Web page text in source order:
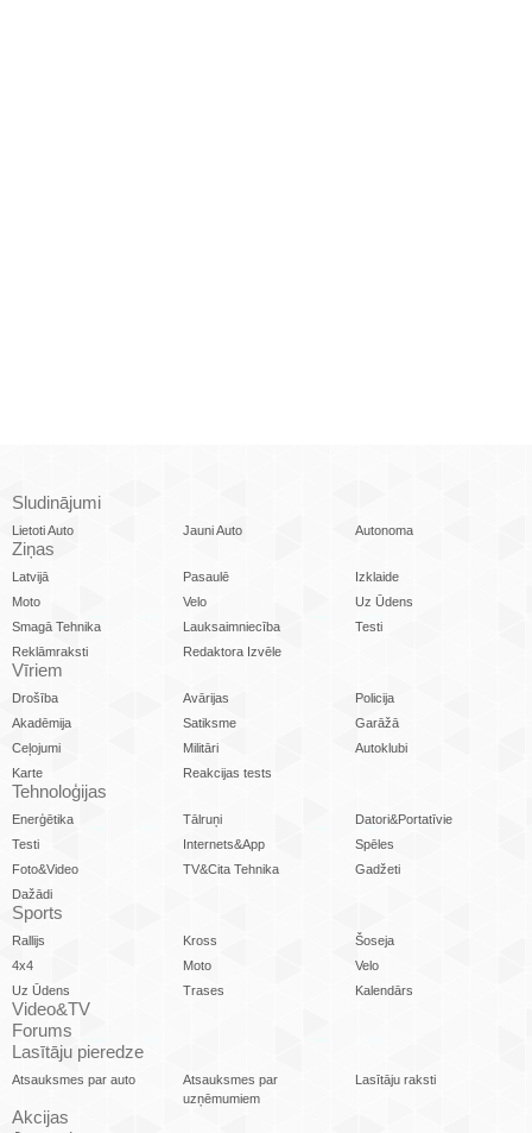
Sludinājumi
Lietoti Auto Jauni Auto Autonoma
Ziņas
Latvijā Pasaulē
Izklaide
Moto
Velo
Uz Ūdens
Smagā Tehnika
Lauksaimniecība
Testi
Reklāmraksti
Redaktora Izvēle
Vīriem
Drošība Avārijas
Policija
Akadēmija
Satiksme
Garāžā
Ceļojumi
Militāri
Autoklubi
Karte
Reakcijas tests
Tehnoloģijas
Enerģētika Tālruņi
Datori&Portatīvie
Testi
Internets&App
Spēles
Foto&Video
TV&Cita Tehnika
Gadžeti
Dažādi
Sports
Rallijs Kross
Šoseja
4x4
Moto
Velo
Uz Ūdens
Trases Kalendārs
Video&TV
Forums
Lasītāju pieredze
Atsauksmes par auto
Atsauksmes par
uzņēmumiem
Lasītāju raksti
Akcijas